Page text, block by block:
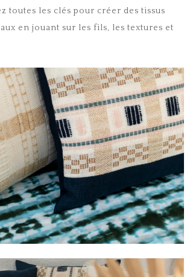
toutes les clés pour créer des tissus
en jouant sur les fils, les textures et